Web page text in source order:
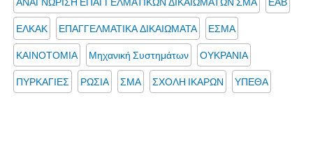
ΕΛΚΑΚ ΕΠΑΓΓΕΛΜΑΤΙΚΑ ΔΙΚΑΙΩΜΑΤΑ ΕΣΜΑ
ΚΑΙΝΟΤΟΜΙΑ Μηχανική Συστημάτων ΟΥΚΡΑΝΙΑ
ΠΥΡΚΑΓΙΕΣ ΡΩΣΙΑ ΣΜΑ ΣΧΟΛΗ ΙΚΑΡΩΝ ΥΠΕΘΑ